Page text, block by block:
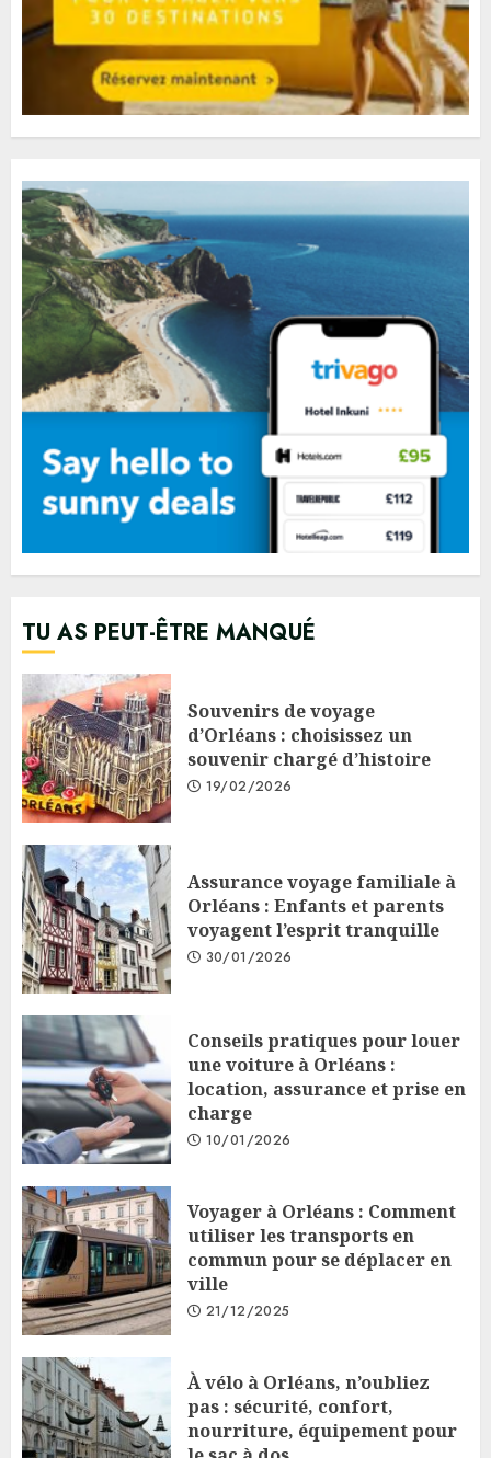
TU AS PEUT-ÊTRE MANQUÉ
Souvenirs de voyage
d’Orléans : choisissez un
souvenir chargé d’histoire
19/02/2026
Assurance voyage familiale à
Orléans : Enfants et parents
voyagent l’esprit tranquille
30/01/2026
Conseils pratiques pour louer
une voiture à Orléans :
location, assurance et prise en
charge
10/01/2026
Voyager à Orléans : Comment
utiliser les transports en
commun pour se déplacer en
ville
21/12/2025
À vélo à Orléans, n’oubliez
pas : sécurité, confort,
nourriture, équipement pour